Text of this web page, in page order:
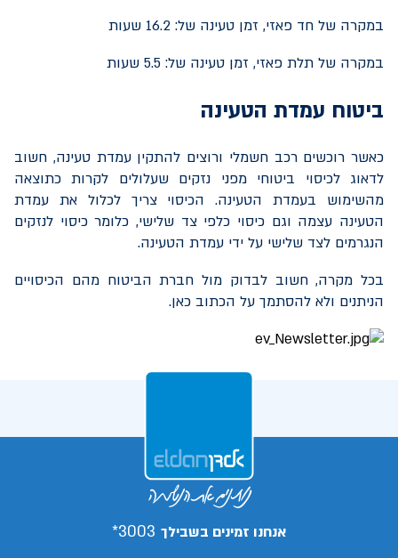
במקרה של חד פאזי, זמן טעינה של: 16.2 שעות
במקרה של תלת פאזי, זמן טעינה של: 5.5 שעות
ביטוח עמדת הטעינה
כאשר רוכשים רכב חשמלי ורוצים להתקין עמדת טעינה, חשוב
לדאוג לכיסוי ביטוחי מפני נזקים שעלולים לקרות כתוצאה
מהשימוש בעמדת הטעינה. הכיסוי צריך לכלול את עמדת
הטעינה עצמה וגם כיסוי כלפי צד שלישי, כלומר כיסוי לנזקים
הנגרמים לצד שלישי על ידי עמדת הטעינה.
בכל מקרה, חשוב לבדוק מול חברת הביטוח מהם הכיסויים
הניתנים ולא להסתמך על הכתוב כאן.
אנחנו זמינים בשבילך 3003*